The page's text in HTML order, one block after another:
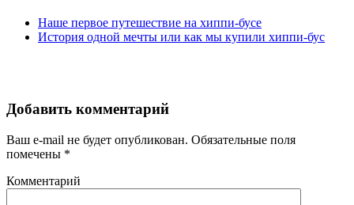
Наше первое путешествие на хиппи-бусе
История одной мечты или как мы купили хиппи-бус
Добавить комментарий
Ваш e-mail не будет опубликован. Обязательные поля
помечены *
Комментарий